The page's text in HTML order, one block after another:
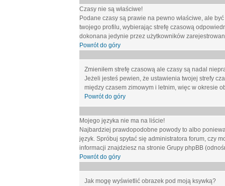
Czasy nie są właściwe!
Podane czasy są prawie na pewno właściwe, ale
twojego profilu, wybierając strefę czasową
dokonana jedynie przez użytkowników
Powrót do góry
Zmieniłem strefę czasową ale czasy są nadal
Jeżeli jesteś pewien, że ustawienia twojej strefy
między czasem zimowym i letnim, więc w okresie
Powrót do góry
Mojego języka nie ma na liście!
Najbardziej prawdopodobne powody to albo
język. Spróbuj spytać się administratora forum, czy
informacji znajdziesz na stronie Grupy phpBB
Powrót do góry
Jak mogę wyświetlić obrazek pod moją ksywką?